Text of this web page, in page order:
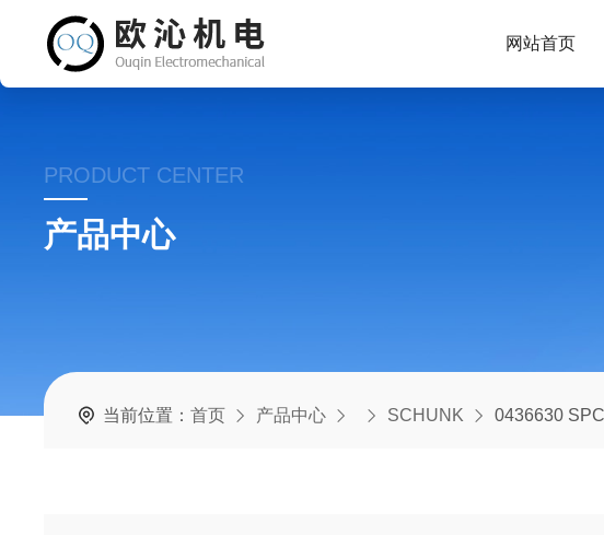
网站首页
PRODUCT CENTER
产品中心
当前位置：首页 产品中心 SCHUNK 0436630 SPC